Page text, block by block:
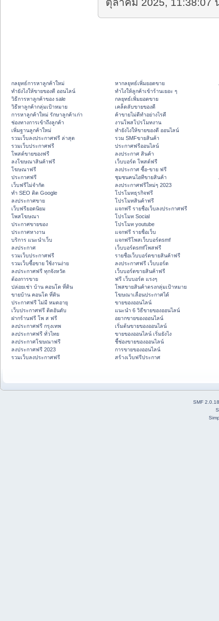
ตุลาคม 2025, 11:38:07
กลยุทธ์การหาลูกค้าใหม่
ทํายังไงให้ขายของดี ออนไลน์
วิธีการหาลูกค้าของ sale
วิธีหาลูกค้ากลุ่มเป้าหมาย
การหาลูกค้าใหม่ รักษาลูกค้าเก่า
ช่องทางการเข้าถึงลูกค้า
เพิ่มฐานลูกค้าใหม่
รวมเว็บลงประกาศฟรี ล่าสุด
รวมเว็บประกาศฟรี
โพสต์ขายของฟรี
ลงโฆษณาสินค้าฟรี
โฆษณาฟรี
ประกาศฟรี
เว็บฟรีไม่จำกัด
ทำ SEO ติด Google
ลงประกาศขาย
เว็บฟรียอดนิยม
โพสโฆษณา
ประกาศขายของ
ประกาศหางาน
บริการ แนะนำเว็บ
ลงประกาศ
รวมเว็บประกาศฟรี
รวมเว็บซื้อขาย ใช้งานง่าย
ลงประกาศฟรี ทุกจังหวัด
ต้องการขาย
ปล่อยเช่า บ้าน คอนโด ที่ดิน
ขายบ้าน คอนโด ที่ดิน
ประกาศฟรี ไม่มี หมดอายุ
เว็บประกาศฟรี ติดอันดับ
ฝากร้านฟรี โพ ส ฟรี
ลงประกาศฟรี กรุงเทพ
ลงประกาศฟรี ทั่วไทย
ลงประกาศโฆษณาฟรี
ลงประกาศฟรี 2023
รวมเว็บลงประกาศฟรี
หากลยุทธ์เพิ่มยอดขาย
ทําไงให้ลูกค้าเข้าร้านเยอะ ๆ
กลยุทธ์เพิ่มยอดขาย
เคล็ดลับขายของดี
ค้าขายไม่ดีทำอย่างไรดี
งานโพสโปรโมทงาน
ทํายังไงให้ขายของดี ออนไลน์
รวม SMFขายสินค้า
ประกาศฟรีออนไลน์
ลงประกาศ สินค้า
เว็บบอร์ด โพสต์ฟรี
ลงประกาศ ซื้อ-ขาย ฟรี
ชุมชนคนไอทีขายสินค้า
ลงประกาศฟรีใหม่ๆ 2023
โปรโมทธุรกิจฟรี
โปรโมทสินค้าฟรี
แจกฟรี รายชื่อเว็บลงประกาศฟรี
โปรโมท Social
โปรโมท youtube
แจกฟรี รายชื่อเว็บ
แจกฟรีโพสเว็บบอร์ดsmf
เว็บบอร์ดsmfโพสฟรี
รายชื่อเว็บบอร์ดขายสินค้าฟรี
ลงประกาศฟรี เว็บบอร์ด
เว็บบอร์ดขายสินค้าฟรี
ฟรี เว็บบอร์ด แรงๆ
โพสขายสินค้าตรงกลุ่มเป้าหมาย
โฆษณาเลื่อนประกาศได้
ขายของออนไลน์
แนะนำ 6 วิธีขายของออนไลน์
อยากขายของออนไลน์
เริ่มต้นขายของออนไลน์
ขายของออนไลน์ เริ่มยังไง
ชี้ช่องขายของออนไลน์
การขายของออนไลน์
สร้างเว็บฟรีประกาศ
SMF 2.0.18